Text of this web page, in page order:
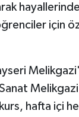
için
hafta içi